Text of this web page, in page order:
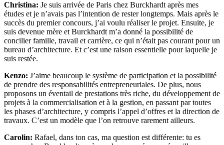
Christina: Je suis arrivée de Paris chez Burckhardt après mes
études et je n’avais pas l’intention de rester longtemps. Mais après le
succès du premier concours, j’ai voulu réaliser le projet. Ensuite, je
suis devenue mère et Burckhardt m’a donné la possibilité de
concilier famille, travail et carrière, ce qui n’était pas courant pour un
bureau d’architecture. Et c’est une raison essentielle pour laquelle je
suis restée.
Kenzo: J’aime beaucoup le système de participation et la possibilité
de prendre des responsabilités entrepreneuriales. De plus, nous
proposons un éventail de prestations très riche, du développement de
projets à la commercialisation et à la gestion, en passant par toutes
les phases d’architecture, y compris l’appel d’offres et la direction de
travaux. C’est un modèle que l’on retrouve rarement ailleurs.
Carolin: Rafael, dans ton cas, ma question est différente: tu es